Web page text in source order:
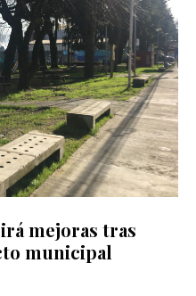
mejoras tras
municipal